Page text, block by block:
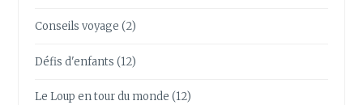
Conseils voyage (2)
Défis d'enfants (12)
Le Loup en tour du monde (12)